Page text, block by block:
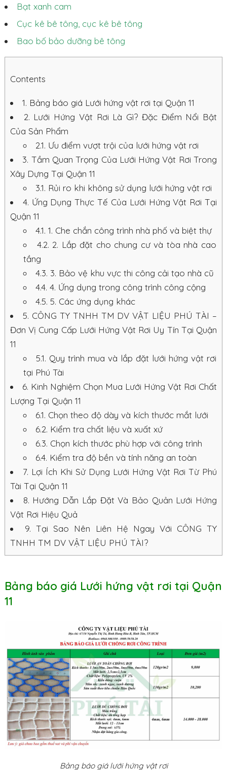
Bạt xanh cam
Cục kê bê tông, cục kê bê tông
Bao bố bảo dưỡng bê tông
Contents
1. Bảng báo giá Lưới hứng vật rơi tại Quận 11
2. Lưới Hứng Vật Rơi Là Gì? Đặc Điểm Nổi Bật
Của Sản Phẩm
2.1. Ưu điểm vượt trội của lưới hứng vật rơi
3. Tầm Quan Trọng Của Lưới Hứng Vật Rơi Trong
Xây Dựng Tại Quận 11
3.1. Rủi ro khi không sử dụng lưới hứng vật rơi
4. Ứng Dụng Thực Tế Của Lưới Hứng Vật Rơi Tại
Quận 11
4.1. 1. Che chắn công trình nhà phố và biệt thự
4.2. 2. Lắp đặt cho chung cư và tòa nhà cao
tầng
4.3. 3. Bảo vệ khu vực thi công cải tạo nhà cũ
4.4. 4. Ứng dụng trong công trình công cộng
4.5. 5. Các ứng dụng khác
5. CÔNG TY TNHH TM DV VẬT LIỆU PHÚ TÀI –
Đơn Vị Cung Cấp Lưới Hứng Vật Rơi Uy Tín Tại Quận
11
5.1. Quy trình mua và lắp đặt lưới hứng vật rơi
tại Phú Tài
6. Kinh Nghiệm Chọn Mua Lưới Hứng Vật Rơi Chất
Lượng Tại Quận 11
6.1. Chọn theo độ dày và kích thước mắt lưới
6.2. Kiểm tra chất liệu và xuất xứ
6.3. Chọn kích thước phù hợp với công trình
6.4. Kiểm tra độ bền và tính năng an toàn
7. Lợi Ích Khi Sử Dụng Lưới Hứng Vật Rơi Từ Phú
Tài Tại Quận 11
8. Hướng Dẫn Lắp Đặt Và Bảo Quản Lưới Hứng
Vật Rơi Hiệu Quả
9. Tại Sao Nên Liên Hệ Ngay Với CÔNG TY
TNHH TM DV VẬT LIỆU PHÚ TÀI?
Bảng báo giá Lưới hứng vật rơi tại Quận
11
Bảng báo giá lưới hứng vật rơi